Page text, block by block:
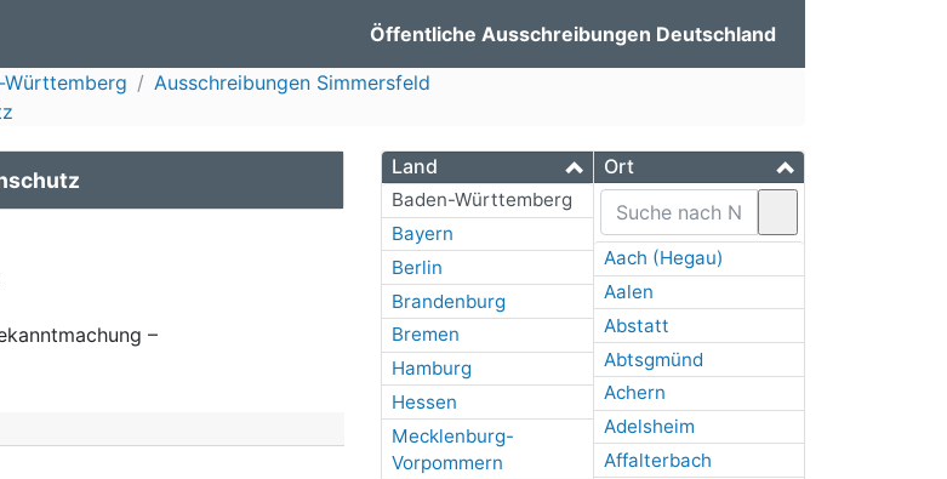
Öffentliche Ausschreibungen Deutschland
Württemberg
Ausschreibungen Simmersfeld
Land
Baden-Württemberg
Bayern
Berlin
Brandenburg
Bremen
Hamburg
Hessen
Mecklenburg-
Vorpommern
Ort
Aach (Hegau)
Aalen
Abstatt
Abtsgmünd
Achern
Adelsheim
Affalterbach
–